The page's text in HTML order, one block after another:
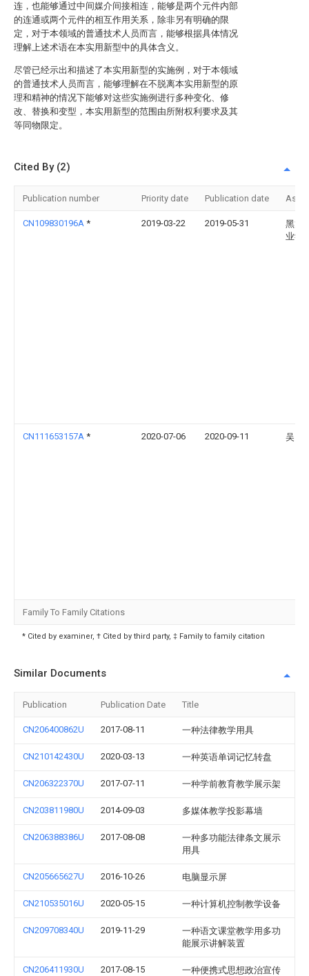
连，也能够通过中间媒介间接相连，能够是两个元件内部
的连通或两个元件的相互作用关系，除非另有明确的限
定，对于本领域的普通技术人员而言，能够根据具体情况
理解上述术语在本实用新型中的具体含义。
尽管已经示出和描述了本实用新型的实施例，对于本领域
的普通技术人员而言，能够理解在不脱离本实用新型的原
理和精神的情况下能够对这些实施例进行多种变化、修
改、替换和变型，本实用新型的范围由所附权利要求及其
等同物限定。
Cited By (2)
Publication number Priority date Publication date
CN109830196A * 2019-03-22 2019-05-31
黑龙
业学
CN111653157A * 2020-07-06 2020-09-11 吴雪
Family To Family Citations
* Cited by examiner, † Cited by third party, ‡ Family to family citation
Similar Documents
Publication Publication Date Title
CN206400862U 2017-08-11 一种法律教学用具
CN210142430U 2020-03-13 一种英语单词记忆转盘
CN206322370U 2017-07-11 一种学前教育教学展示架
CN203811980U 2014-09-03 多媒体教学投影幕墙
CN206388386U 2017-08-08
一种多功能法律条文展示
用具
CN205665627U 2016-10-26 电脑显示屏
CN210535016U 2020-05-15 一种计算机控制教学设备
CN209708340U 2019-11-29
一种语文课堂教学用多功
能展示讲解装置
CN206411930U 2017-08-15
一种便携式思想政治宣传